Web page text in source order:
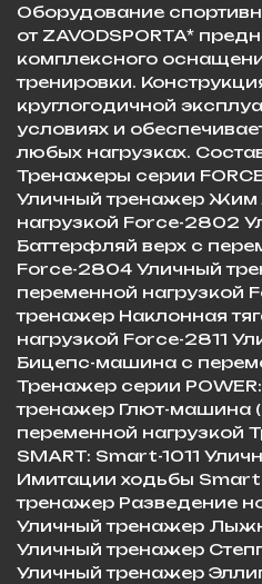
Оборудование
от ZAVODSPORTA*
комплексного
тренировки.
круглогодичной
условиях и
любых нагрузках.
Тренажеры серии
Уличный тренажер Жим
нагрузкой Force-2802
Баттерфляй верх с
Force-2804 Уличный
переменной нагрузкой
тренажер Наклонная
нагрузкой Force-2811
Бицепс-машина с
Тренажер серии
тренажер Глют-машина
переменной нагрузкой
SMART: Smart-1011
Имитации ходьбы
тренажер Разведение
Уличный тренажер
Уличный тренажер
Уличный тренажер